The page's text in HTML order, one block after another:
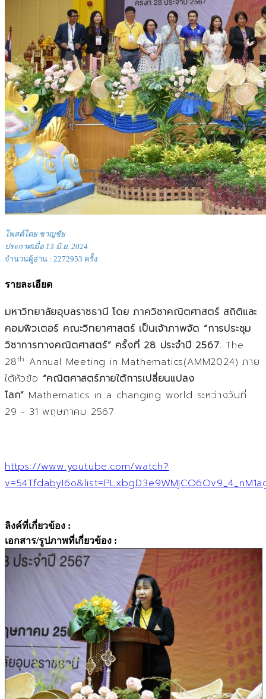
โพสต์โดย ชาญชัย
ประกาศเมื่อ 13 มิ.ย. 2024
จำนวนผู้อ่าน : 2272953 ครั้ง
รายละเอียด
มหาวิทยาลัยอุบลราชธานี โดย ภาควิชาคณิตศาสตร์ สถิติและ
คอมพิวเตอร์ คณะวิทยาศาสตร์ เป็นเจ้าภาพจัด “การประชุม
วิชาการทางคณิตศาสตร์” ครั้งที่ 28 ประจำปี 2567: The
28th Annual Meeting in Mathematics(AMM2024) ภาย
ใต้หัวข้อ “คณิตศาสตร์ภายใต้การเปลี่ยนแปลง
โลก” Mathematics in a changing world ระหว่างวันที่
29 - 31 พฤษภาคม 2567
https://www.youtube.com/watch?
ลิงค์ที่เกี่ยวข้อง :
เอกสาร/รูปภาพที่เกี่ยวข้อง :